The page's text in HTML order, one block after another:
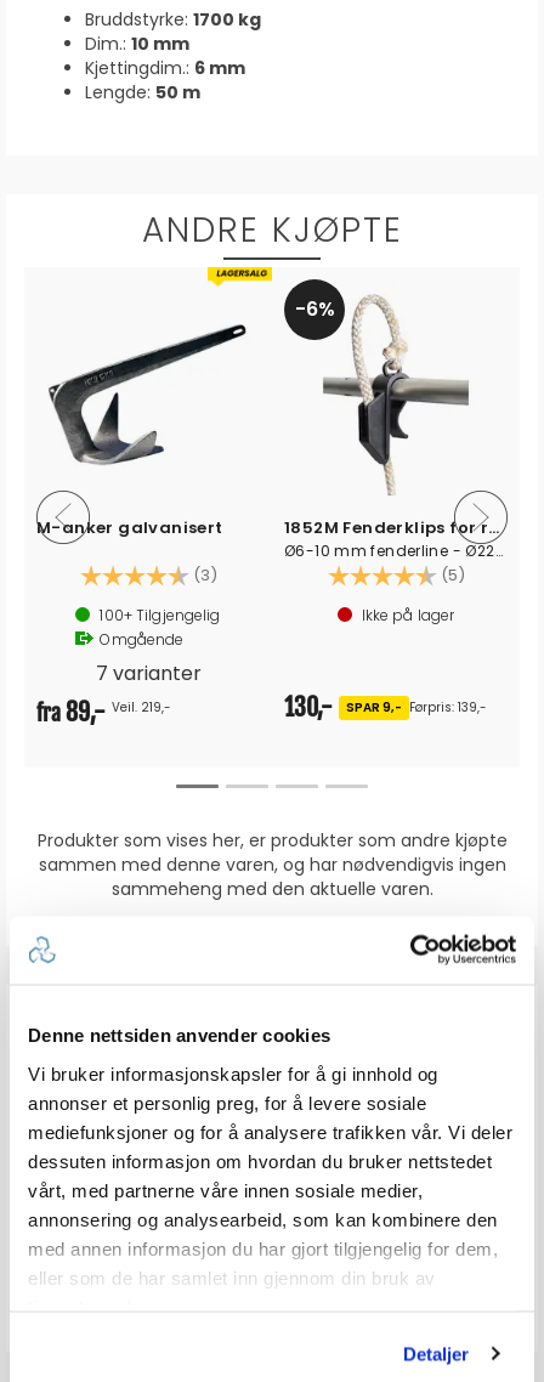
Denne nettsiden anvender cookies
Vi bruker informasjonskapsler for å gi innhold og
annonser et personlig preg, for å levere sosiale
mediefunksjoner og for å analysere trafikken vår. Vi deler
dessuten informasjon om hvordan du bruker nettstedet
vårt, med partnerne våre innen sosiale medier,
annonsering og analysearbeid, som kan kombinere den
med annen informasjon du har gjort tilgjengelig for dem,
eller som de har samlet inn gjennom din bruk av
Detaljer
Bruddstyrke: 1700 kg
Dim.: 10 mm
Kjettingdim.: 6 mm
Lengde: 50 m
ANDRE KJØPTE
M-anker galvanisert
Karakter: (3) 4.7 av 5 mulige
100+Tilgjengelig
Omgående
7 varianter
fra89,- Veil. 219,-
6%
1852M Fenderklips for rekke, 2-pk
Ø6-10 mm fenderline - Ø22-25mm rekke
Karakter: (5)
Ikke på lager
130,- SPAR 9,- Førpris: 139,-
Produkter som vises her, er produkter som andre kjøpte
sammen med denne varen, og har nødvendigvis ingen
sammeheng med den aktuelle varen.
ANMELDELSER
Karakter: 5 av 5 mulige
0 stemmer
Karakter: 4 av 5 mulige
0 stemmer
Karakter: 3 av 5 mulige
0stemmer
Karakter: 2 av 5 mulige
0 stemmer
Karakter: 1 av 5 mulige
0stemmer
0.0
Karakter:
0.0
5
mulige
Basert på 0 stemmer og
0 omtaler
review, og at antallet ratings derfor vil være forskjellig fra antall